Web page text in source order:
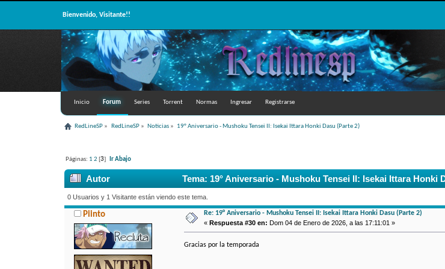
Bienvenido, Visitante!!
Inicio Forum Series Torrent Normas Ingresar Registrarse
RedLineSP » RedLineSP» Noticias » 19° Aniversario - Mushoku Tensei II: Isekai Ittara Honki Dasu (Parte 2)
Páginas: 1 2 [3 ]Ir Abajo
Autor Tema: 19° Aniversario - Mushoku Tensei II: Isekai Ittara Honki
0 Usuarios y 1 Visitante están viendo este tema.
Piinto
Re: 19° Aniversario - Mushoku Tensei II: Isekai Ittara Honki Dasu (Parte 2)
« Respuesta #30 en: Dom 04 de Enero de 2026, a las 17:11:01 »
Gracias por la temporada